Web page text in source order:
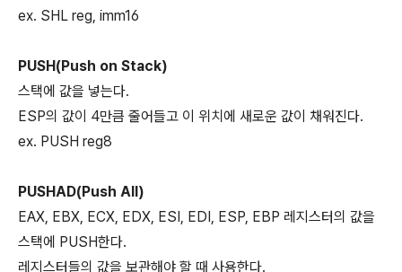
ex. SHL reg, imm16
PUSH(Push on Stack)
스택에 값을 넣는다.
ESP의 값이 4만큼 줄어들고 이 위치에 새로운 값이 채워진다.
ex. PUSH reg8
PUSHAD(Push All)
EAX, EBX, ECX, EDX, ESI, EDI, ESP, EBP 레지스터의 값을
스택에 PUSH한다.
레지스터들의 값을 보관해야 할 때 사용한다.